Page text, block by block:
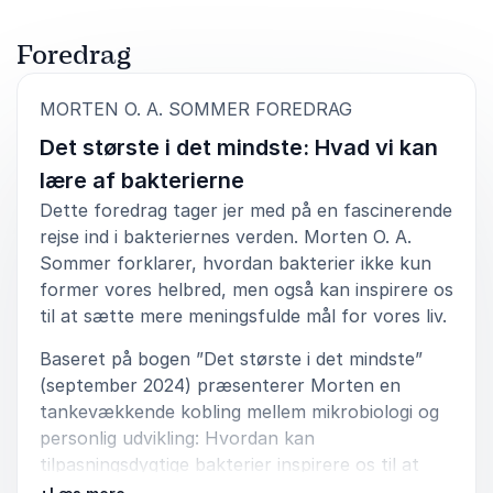
Foredrag
MORTEN O. A. SOMMER FOREDRAG
Det største i det mindste: Hvad vi kan
lære af bakterierne
Dette foredrag tager jer med på en fascinerende
rejse ind i bakteriernes verden. Morten O. A.
Sommer forklarer, hvordan bakterier ikke kun
former vores helbred, men også kan inspirere os
til at sætte mere meningsfulde mål for vores liv.
Baseret på bogen ”Det største i det mindste”
(september 2024) præsenterer Morten en
tankevækkende kobling mellem mikrobiologi og
personlig udvikling: Hvordan kan
tilpasningsdygtige bakterier inspirere os til at